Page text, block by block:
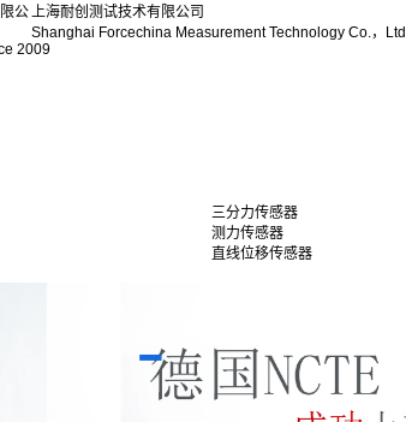
上海耐创测试技术有限公司
Shanghai Forcechina Measurement Technology Co.，Ltd
2009
三分力传感器
测力传感器
直线位移传感器